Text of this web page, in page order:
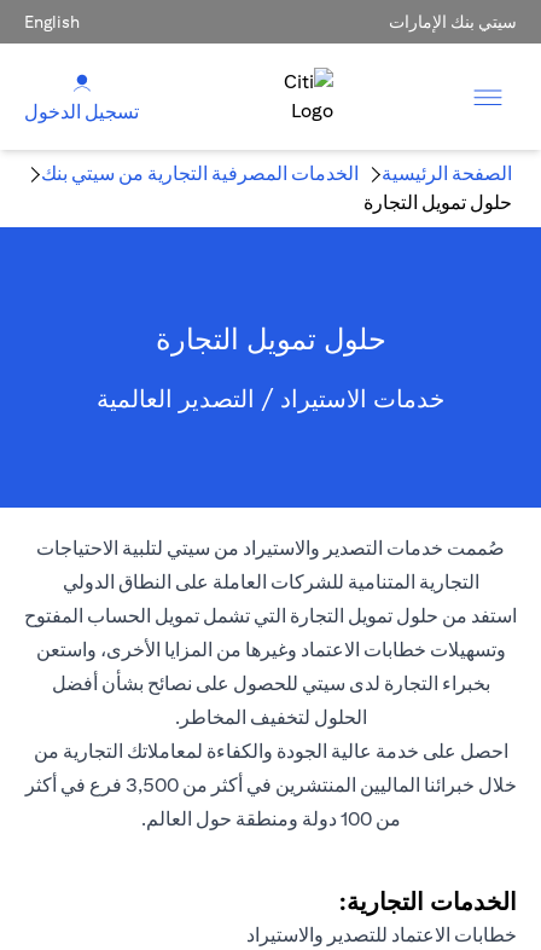
سيتي بنك الإمارات English
تسجيل الدخول
الصفحة الرئيسية
الخدمات المصرفية التجارية من سيتي بنك
حلول تمويل التجارة
حلول تمويل التجارة
خدمات الاستيراد / التصدير العالمية
صُممت خدمات التصدير والاستيراد من سيتي لتلبية الاحتياجات
التجارية المتنامية للشركات العاملة على النطاق الدولي
استفد من حلول تمويل التجارة التي تشمل تمويل الحساب المفتوح
وتسهيلات خطابات الاعتماد وغيرها من المزايا الأخرى، واستعن
بخبراء التجارة لدى سيتي للحصول على نصائح بشأن أفضل
الحلول لتخفيف المخاطر.
احصل على خدمة عالية الجودة والكفاءة لمعاملاتك التجارية من
خلال خبرائنا الماليين المنتشرين في أكثر من 3,500 فرع في أكثر
من 100 دولة ومنطقة حول العالم.
الخدمات التجارية:
خطابات الاعتماد للتصدير والاستيراد